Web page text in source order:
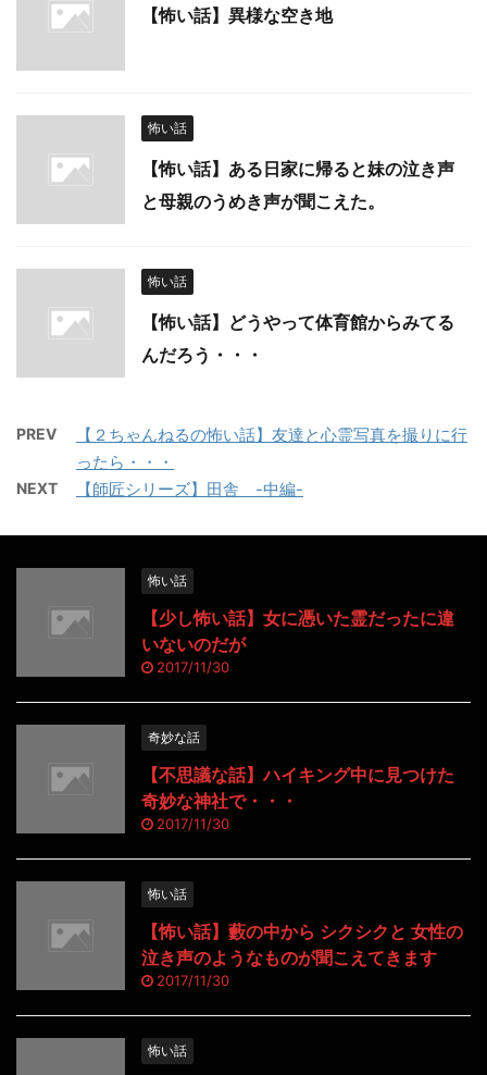
【怖い話】異様な空き地
怖い話
【怖い話】ある日家に帰ると妹の泣き声
と母親のうめき声が聞こえた。
怖い話
【怖い話】どうやって体育館からみてる
んだろう・・・
PREV
【２ちゃんねるの怖い話】友達と心霊写真を撮りに行
ったら・・・
NEXT 【師匠シリーズ】田舎 -中編-
怖い話
【少し怖い話】女に憑いた霊だったに違
いないのだが
2017/11/30
奇妙な話
【不思議な話】ハイキング中に見つけた
奇妙な神社で・・・
2017/11/30
怖い話
【怖い話】藪の中から シクシクと 女性の
泣き声のようなものが聞こえてきます
2017/11/30
怖い話